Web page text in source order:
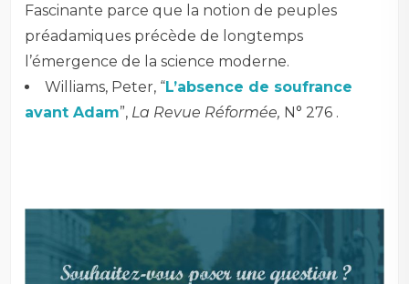
Fascinante parce que la notion de peuples
préadamiques précède de longtemps
l’émergence de la science moderne.
Williams, Peter, “L’absence de soufrance
avant Adam”, La Revue Réformée, N° 276 .